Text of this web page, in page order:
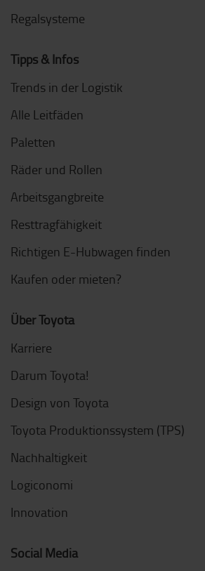
Regalsysteme
Tipps & Infos
Trends in der Logistik
Alle Leitfäden
Paletten
Räder und Rollen
Arbeitsgangbreite
Resttragfähigkeit
Richtigen E-Hubwagen finden
Kaufen oder mieten?
Über Toyota
Karriere
Darum Toyota!
Design von Toyota
Toyota Produktionssystem (TPS)
Nachhaltigkeit
Logiconomi
Innovation
Social Media